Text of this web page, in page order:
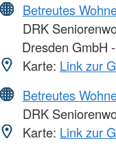
Betreutes
DRK
Dresden GmbH
Karte: Link zur
Betreutes
DRK
Karte: Link zur